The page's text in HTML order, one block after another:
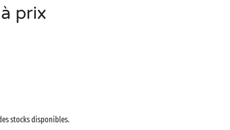
prix
stocks disponibles.